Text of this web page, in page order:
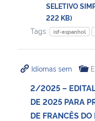
SELETIVO
222 KB)
Tags:
isf-espanhol
Idiomas sem
2/2025 –
DE 2025 PARA
DE FRANCÊS